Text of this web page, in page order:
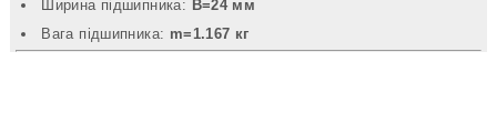
Ширина підшипника: B=24 мм
Вага підшипника: m=1.167 кг